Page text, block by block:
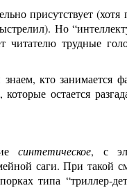
присутствует (хотя
Но
трудные
кто занимается
остается
синтетическое, с
саги. При такой
типа “триллер-